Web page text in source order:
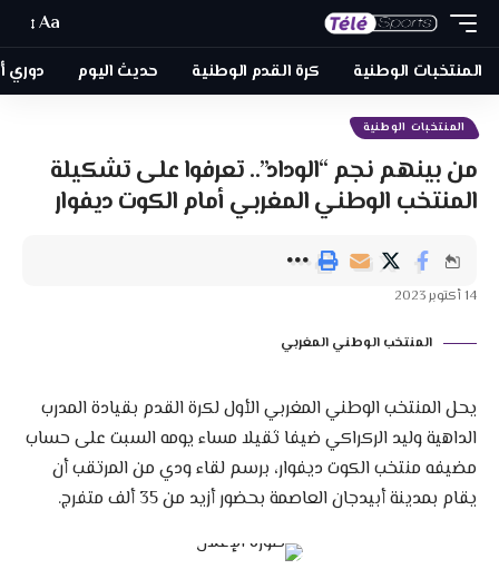
Aa
المنتخبات الوطنية كرة القدم الوطنية حديث اليوم دوري
المنتخبات الوطنية
من بينهم نجم “الوداد”.. تعرفوا على تشكيلة
المنتخب الوطني المغربي أمام الكوت ديفوار
المنتخب الوطني المغربي
يحل المنتخب الوطني المغربي الأول لكرة القدم بقيادة المدرب
الداهية وليد الركراكي ضيفا ثقيلا مساء يومه السبت على حساب
مضيفه منتخب الكوت ديفوار، برسم لقاء ودي من المرتقب أن
يقام بمدينة أبيدجان العاصمة بحضور أزيد من 35 ألف متفرج.